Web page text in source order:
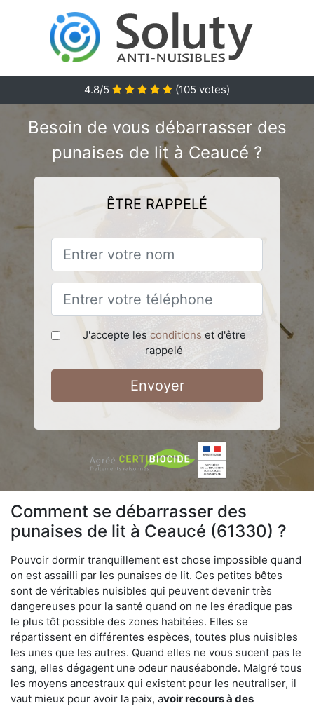
4.8/5 (105 votes)
Besoin de vous débarrasser des
punaises de lit à Ceaucé ?
ÊTRE RAPPELÉ
J'accepte les conditions et d'être
rappelé
Envoyer
Comment se débarrasser des
punaises de lit à Ceaucé (61330) ?
Pouvoir dormir tranquillement est chose impossible quand
on est assailli par les punaises de lit. Ces petites bêtes
sont de véritables nuisibles qui peuvent devenir très
dangereuses pour la santé quand on ne les éradique pas
le plus tôt possible des zones habitées. Elles se
répartissent en différentes espèces, toutes plus nuisibles
les unes que les autres. Quand elles ne vous sucent pas le
sang, elles dégagent une odeur nauséabonde. Malgré tous
les moyens ancestraux qui existent pour les neutraliser, il
vaut mieux pour avoir la paix, avoir recours à des